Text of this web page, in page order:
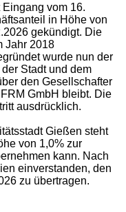
vom 16.
in Höhe von
gekündigt. Die
Jahr 2018
wurde nun der
Stadt und dem
den Gesellschafter
GmbH bleibt. Die
ausdrücklich.
Gießen steht
von 1,0% zur
kann. Nach
einverstanden, den
zu übertragen.